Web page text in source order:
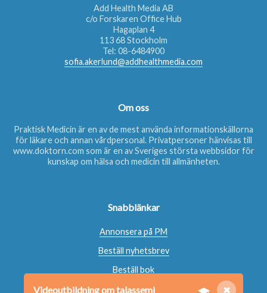
✖
Videoutbildning om talassemi
Add Health Media AB
c/o Forskaren Office Hub
Hagaplan 4
113 68 Stockholm
Tel: 08-6484900
sofia.akerlund@addhealthmedia.com
Om oss
Praktisk Medicin är en av de mest använda informationskällorna
för läkare och annan vårdpersonal. Privatpersoner hänvisas till
www.doktorn.com som är en av Sveriges största webbsidor för
kunskap om hälsa och medicin till allmänheten.
Snabblänkar
Annonsera på PM
Beställ nyhetsbrev
Beställ bok
Kontakta oss